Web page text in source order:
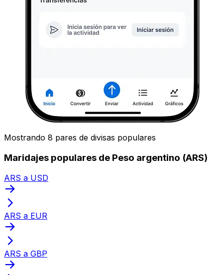
Mostrando 8 pares de divisas populares
Maridajes populares de Peso argentino (ARS)
ARS a USD
ARS a EUR
ARS a GBP